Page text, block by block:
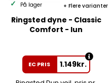
Flere varianter
På lager
Ringsted dyne - Classic
Comfort - lun
EC PRIS 1.149kr.